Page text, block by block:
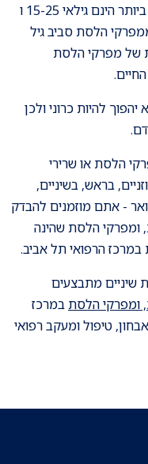
בכלל הגילאים כאשר הגילאים הנפוצים ביותר הינם גילאי 15-25 ו
ממפרקי הלסת סביב גיל
של מפרקי הלסת
להיות כרוני ולכן
הלסת או שרירי
בראש, בשיניים,
- אתם מוזמנים להבדק
הלסת שהינה
במרכז הרפואי תל אביב.
שיניים מתבצעים
ומפרקי הלסתבמרכז
טיפול ומעקב רפואי